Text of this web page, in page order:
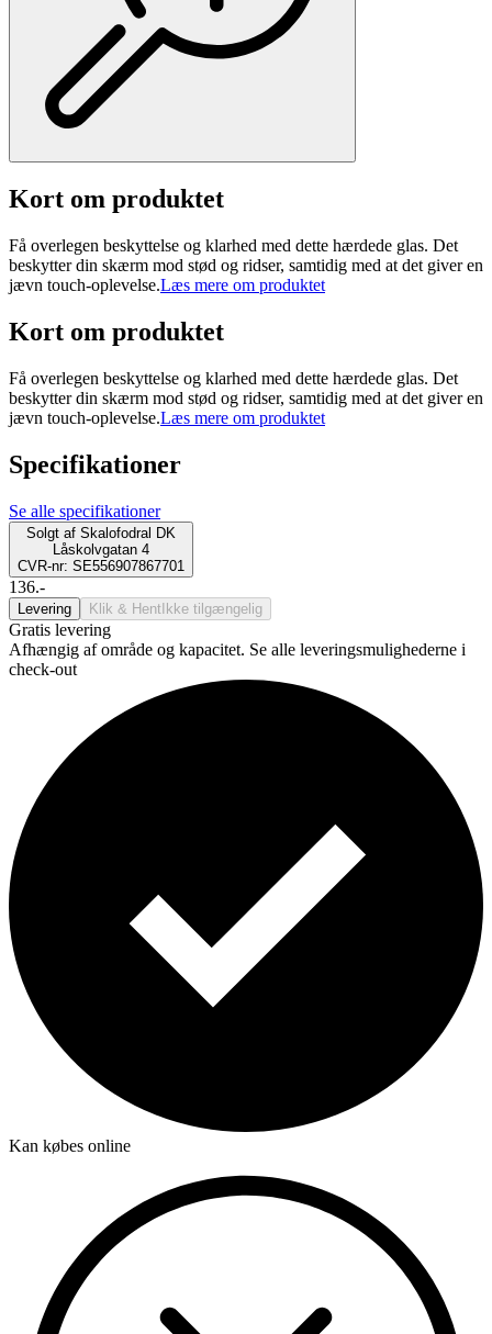
Kort om produktet
Få overlegen beskyttelse og klarhed med dette hærdede glas. Det
beskytter din skærm mod stød og ridser, samtidig med at det giver en
jævn touch-oplevelse.Læs mere om produktet
Kort om produktet
Få overlegen beskyttelse og klarhed med dette hærdede glas. Det
beskytter din skærm mod stød og ridser, samtidig med at det giver en
jævn touch-oplevelse.Læs mere om produktet
Specifikationer
Se alle specifikationer
Solgt af Skalofodral DK
Låskolvgatan 4
CVR-nr: SE556907867701
136.-
Levering Klik & Hent Ikke tilgængelig
Gratis levering
Afhængig af område og kapacitet. Se alle leveringsmulighederne i
check-out
Kan købes online